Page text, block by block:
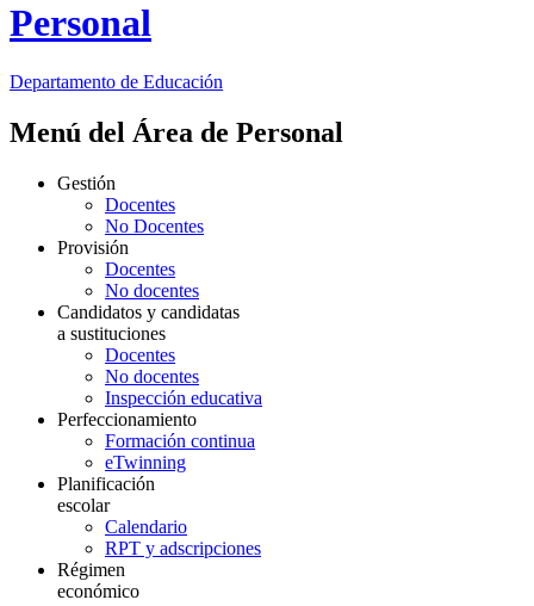
Personal
Departamento de Educación
Menú del Área de Personal
Gestión
Docentes
No Docentes
Provisión
Docentes
No docentes
Candidatos y candidatas
a sustituciones
Docentes
No docentes
Inspección educativa
Perfeccionamiento
Formación continua
eTwinning
Planificación
escolar
Calendario
RPT y adscripciones
Régimen
económico